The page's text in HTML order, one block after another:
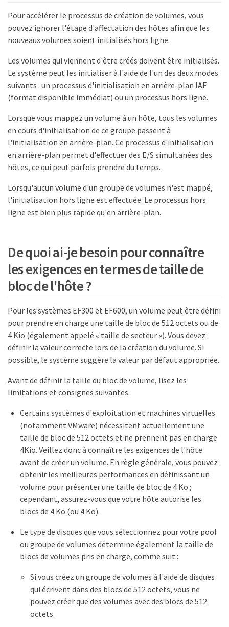
Pour accélérer le processus de création de volumes, vous
pouvez ignorer l'étape d'affectation des hôtes afin que les
nouveaux volumes soient initialisés hors ligne.
Les volumes qui viennent d'être créés doivent être initialisés.
Le système peut les initialiser à l'aide de l'un des deux modes
suivants : un processus d'initialisation en arrière-plan IAF
(format disponible immédiat) ou un processus hors ligne.
Lorsque vous mappez un volume à un hôte, tous les volumes
en cours d'initialisation de ce groupe passent à
l'initialisation en arrière-plan. Ce processus d'initialisation
en arrière-plan permet d'effectuer des E/S simultanées des
hôtes, ce qui peut parfois prendre du temps.
Lorsqu'aucun volume d'un groupe de volumes n'est mappé,
l'initialisation hors ligne est effectuée. Le processus hors
ligne est bien plus rapide qu'en arrière-plan.
De quoi ai-je besoin pour connaître
les exigences en termes de taille de
bloc de l'hôte ?
Pour les systèmes EF300 et EF600, un volume peut être défini
pour prendre en charge une taille de bloc de 512 octets ou de
4 Kio (également appelé « taille de secteur »). Vous devez
définir la valeur correcte lors de la création du volume. Si
possible, le système suggère la valeur par défaut appropriée.
Avant de définir la taille du bloc de volume, lisez les
limitations et consignes suivantes.
Certains systèmes d'exploitation et machines virtuelles
(notamment VMware) nécessitent actuellement une
taille de bloc de 512 octets et ne prennent pas en charge
4Kio. Veillez donc à connaître les exigences de l'hôte
avant de créer un volume. En règle générale, vous pouvez
obtenir les meilleures performances en définissant un
volume pour présenter une taille de bloc de 4 Ko ;
cependant, assurez-vous que votre hôte autorise les
blocs de 4 Ko (ou 4 Ko).
Le type de disques que vous sélectionnez pour votre pool
ou groupe de volumes détermine également la taille de
blocs de volumes pris en charge, comme suit :
Si vous créez un groupe de volumes à l'aide de disques
qui écrivent dans des blocs de 512 octets, vous ne
pouvez créer que des volumes avec des blocs de 512
octets.